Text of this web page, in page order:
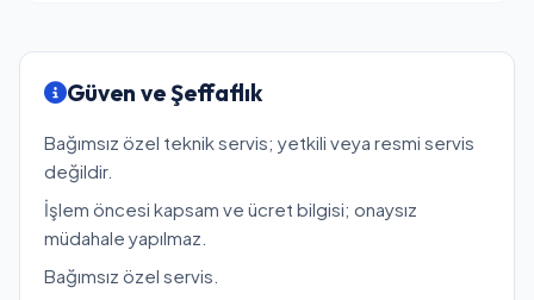
Güven ve Şeffaflık
Bağımsız özel teknik servis; yetkili veya resmi servis
değildir.
İşlem öncesi kapsam ve ücret bilgisi; onaysız
müdahale yapılmaz.
Bağımsız özel servis.